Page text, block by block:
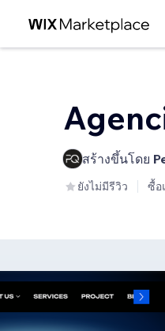
สร้างขึ้นโดย
ยังไม่มีรีวิว ซื้อ